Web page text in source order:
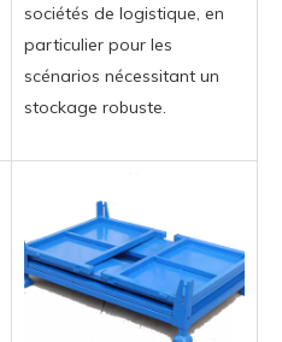
sociétés de logistique, en
particulier pour les
scénarios nécessitant un
stockage robuste.